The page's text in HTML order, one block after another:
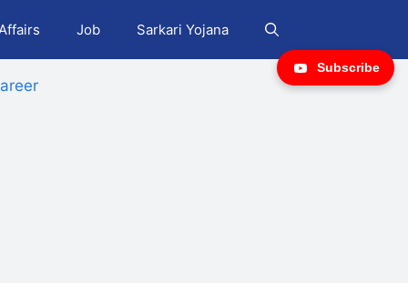
Job Sarkari Yojana
Subscribe